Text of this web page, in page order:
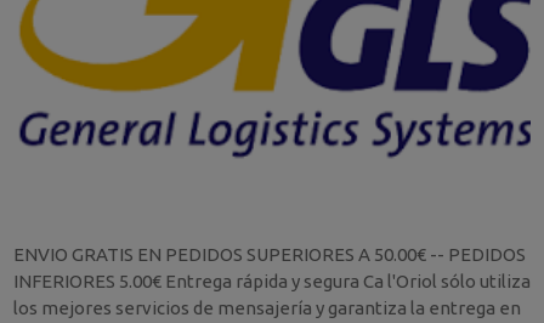
ENVIO GRATIS EN PEDIDOS SUPERIORES A 50.00€ -- PEDIDOS
INFERIORES 5.00€ Entrega rápida y segura Ca l'Oriol sólo utiliza
los mejores servicios de mensajería y garantiza la entrega en